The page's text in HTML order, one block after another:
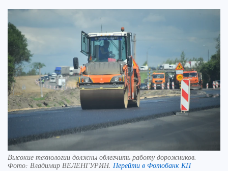
Высокие технологии должны облегчить работу дорожников.
Фото: Владимир ВЕЛЕНГУРИН. Перейти в Фотобанк КП